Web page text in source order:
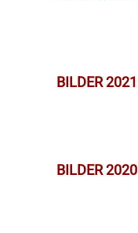
BILDER 2021
BILDER 2020